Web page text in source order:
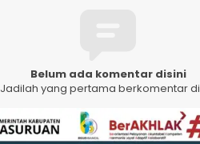
Belum ada komentar disini
Jadilah yang pertama berkomentar